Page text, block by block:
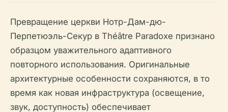
Превращение церкви Нотр-Дам-дю-
Перпетюэль-Секур в Théâtre Paradoxe признано
образцом уважительного адаптивного
повторного использования. Оригинальные
архитектурные особенности сохраняются, в то
время как новая инфраструктура (освещение,
звук, доступность) обеспечивает